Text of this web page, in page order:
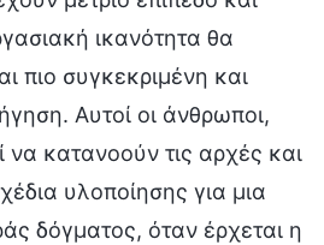
ικανότητα θα
πιο συγκεκριμένη και
Αυτοί οι άνθρωποι,
κατανοούν τις αρχές και
υλοποίησης για μια
δόγματος, όταν έρχεται η